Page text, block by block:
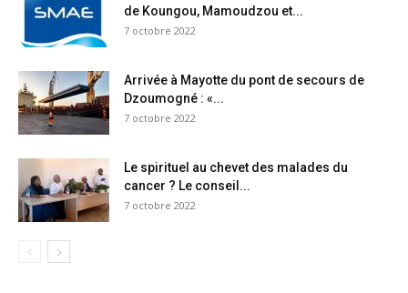
de Koungou, Mamoudzou et...
7 octobre 2022
Arrivée à Mayotte du pont de secours de
Dzoumogné : «...
7 octobre 2022
Le spirituel au chevet des malades du
cancer ? Le conseil...
7 octobre 2022